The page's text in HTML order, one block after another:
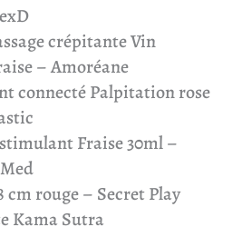
crépitante Vin
– Amoréane
connecté Palpitation rose
Fraise 30ml –
cm rouge – Secret Play
Kama Sutra